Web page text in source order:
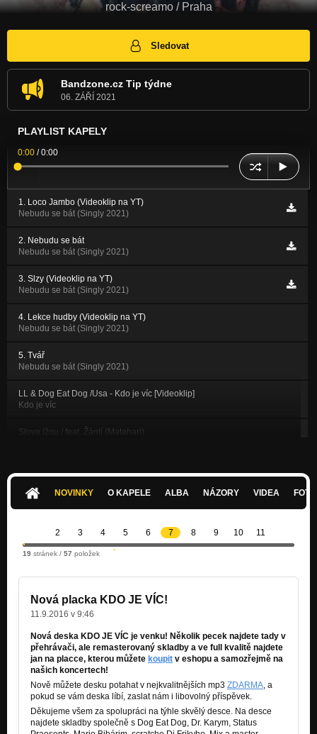
rock-screamo / Praha
Sledovat
Bandzone.cz Tip týdne
06. ZÁŘÍ 2021
PLAYLIST KAPELY
0:00 /0:00
1. Loco Jambo (Videoklip na YT)
Nebudu se bát (Singly 2021)
2. Nebudu se bát
Nebudu se bát (Singly 2021)
3. Slzy (Videoklip na YT)
Nebudu se bát (Singly 2021)
4. Lekce hudby (Videoklip na YT)
Nebudu se bát (Singly 2021)
5. Tvář
Nebudu se bát (Singly 2021)
LL & Dog Eat Dog /Usa - Kdo je víc [Videoklip]
Kdo je víc
Slova lžou / feat. Žántí (Matahari)
Festivalovka [Bandzone Converse All Star Song]
Chci to všechno [Videoklip]
Zvedni prdel
Zvedni prdel
Nezařazeno
LL & Status Praesents - Fakoff Na Koff [Videoklip]
Kdo je víc
Zombeat [Remix] (2019)
Lekce hudby (3. věta)
NOVINKY O KAPELE ALBA NÁZORY VIDEA
2 3 4 5 6 7 8 9 10 11
19 stránek / 57 položek
Nová placka KDO JE VÍC!
11.9.2016 v 9:46
Nová deska KDO JE VÍC je venku! Několik pecek najdete tady v
přehrávači, ale remasterovaný skladby a ve full kvalitě najdete
jan na placce, kterou můžete koupit v eshopu a samozřejmě na
našich koncertech!
Nově můžete desku potahat v nejkvalitnějších mp3 ZDARMA, a
pokud se vám deska líbí, zaslat nám i libovolný příspěvek.
Děkujeme všem za spolupráci na týhle skvělý desce. Na desce
najdete skladby společně s Dog Eat Dog, Dr. Karym, Status